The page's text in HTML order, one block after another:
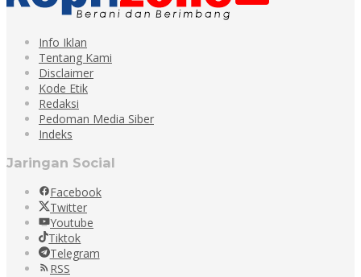
Info Iklan
Tentang Kami
Disclaimer
Kode Etik
Redaksi
Pedoman Media Siber
Indeks
Jaringan Social
Facebook
Twitter
Youtube
Tiktok
Telegram
RSS